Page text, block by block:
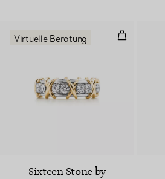
Ring in
Virtuelle Beratung
Sixteen Stone by